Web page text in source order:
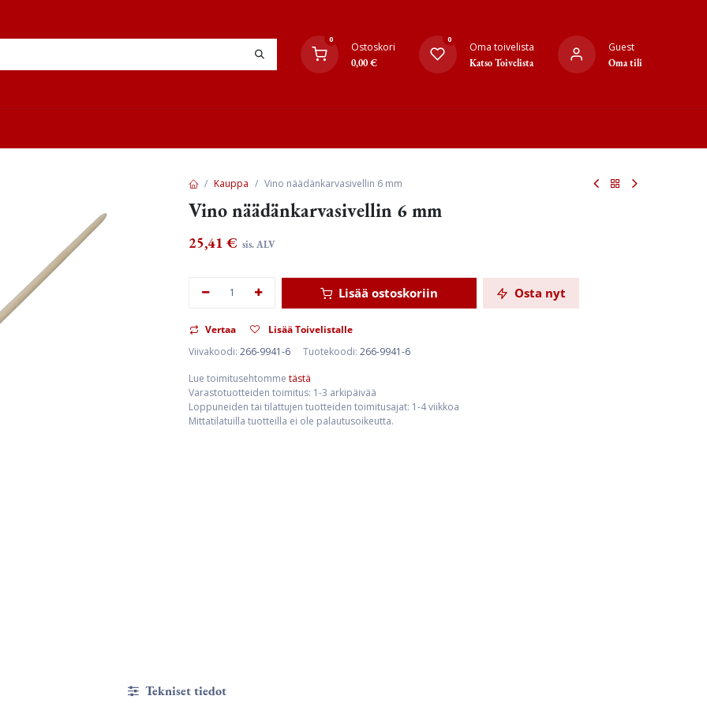
0
Ostoskori
0,00€
0
Oma toivelista
Katso Toivelista
Guest
Oma tili
Kauppa Vino näädänkarvasivellin 6 mm
Vino näädänkarvasivellin 6 mm
25,41 € sis. ALV
Lisää ostoskoriin Osta nyt
Vertaa
Lisää Toivelistalle
Viivakoodi: 266-9941-6 Tuotekoodi: 266-9941-6
Lue toimitusehtomme tästä
Varastotuotteiden toimitus: 1-3 arkipäivää
Loppuneiden tai tilattujen tuotteiden toimitusajat: 1-4 viikkoa
Mittatilatuilla tuotteilla ei ole palautusoikeutta.
Tekniset tiedot